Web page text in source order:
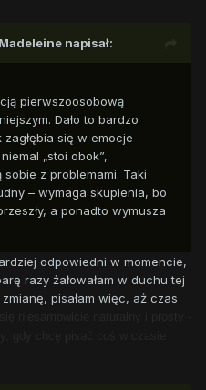
napisał:
pierwszoosobową
Dało to bardzo
się w emocje
„stoi obok”,
z problemami. Taki
– wymaga skupienia, bo
a ponadto wymusza
odpowiedni w momencie,
razy żałowałam w duchu tej
pisałam więc, aż czas